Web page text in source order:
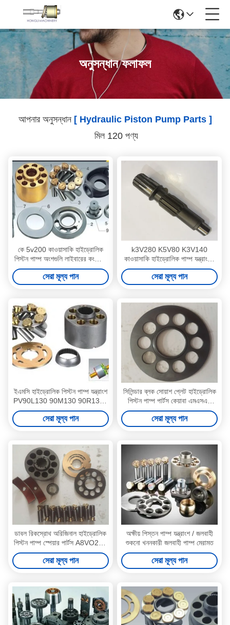
অনুসন্ধান ফলাফল
আপনার অনুসন্ধান [ Hydraulic Piston Pump Parts ]
মিল 120 পণ্য
কে 5v200 কাওয়াসাকি হাইড্রোলিক
পিস্টন পাম্প অংশগুলি লাইবারের কংক্রিট
মিক্সার গাড়ির জন্য
সেরা মূল্য পান
k3V280 K5V80 K3V140
কাওয়াসাকি হাইড্রোলিক পাম্প যন্ত্রাংশ /
হাইড্রোলিক পিস্টন পাম্প যন্ত্রাংশ
সেরা মূল্য পান
ইএমসি হাইড্রোলিক পিস্টন পাম্প যন্ত্রাংশ
PV90L130 90M130 90R130 /
খননকারী পাম্প যন্ত্রাংশ
সেরা মূল্য পান
সিলিন্ডার ব্লক সোয়াশ প্লেট হাইড্রোলিক
পিস্টন পাম্প পার্টস কেয়াবা এমএসএফ
230 সুইং মোটরগুলির জন্য
সেরা মূল্য পান
ডাবল রিকস্রোথ অরিজিনাল হাইড্রোলিক
পিস্টন পাম্প স্পেয়ার পার্টস A8VO200
A8VO140
সেরা মূল্য পান
অক্ষীয় পিস্তন পাম্প যন্ত্রাংশ / জলবাহী
শুকনো খননকারী জলবাহী পাম্প মেরামত
সেরা মূল্য পান